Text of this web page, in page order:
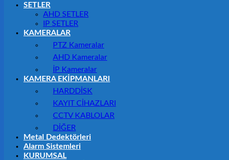
SETLER
AHD SETLER
IP SETLER
KAMERALAR
PTZ Kameralar
AHD Kameralar
İP Kameralar
KAMERA EKİPMANLARI
HARDDİSK
KAYIT CİHAZLARI
CCTV KABLOLAR
DİĞER
Metal Dedektörleri
Alarm Sistemleri
KURUMSAL